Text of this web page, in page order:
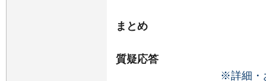
まとめ
質疑応答
※詳細・